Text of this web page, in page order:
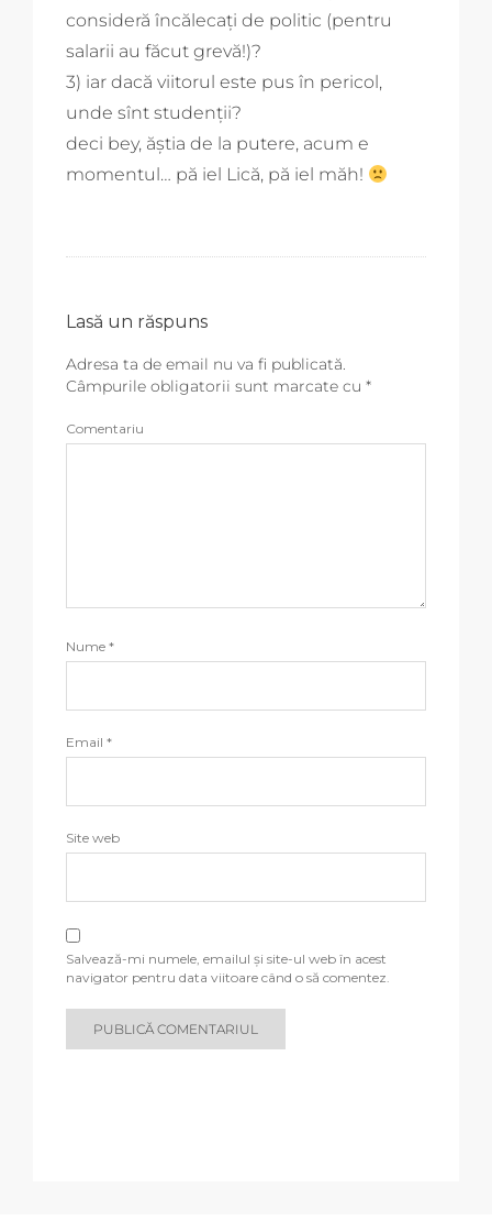
consideră încălecați de politic (pentru
salarii au făcut grevă!)?
3) iar dacă viitorul este pus în pericol,
unde sînt studenții?
deci bey, ăștia de la putere, acum e
momentul… pă iel Lică, pă iel măh!
Lasă un răspuns
Adresa ta de email nu va fi publicată.
Câmpurile obligatorii sunt marcate cu *
Comentariu
Nume *
Email *
Site web
Salvează-mi numele, emailul și site-ul web în acest
navigator pentru data viitoare când o să comentez.